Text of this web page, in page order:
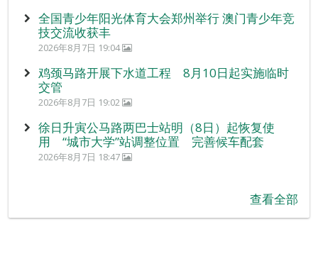
全国青少年阳光体育大会郑州举行 澳门青少年竞
技交流收获丰
2026年8月7日 19:04
鸡颈马路开展下水道工程 8月10日起实施临时
交管
2026年8月7日 19:02
徐日升寅公马路两巴士站明（8日）起恢复使
用 “城市大学”站调整位置 完善候车配套
2026年8月7日 18:47
查看全部